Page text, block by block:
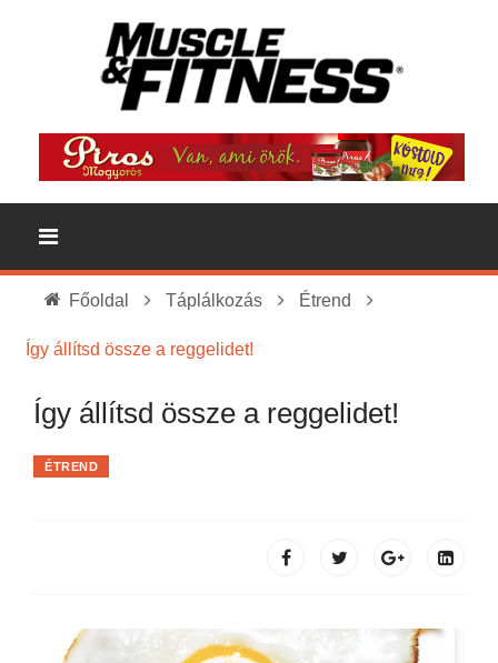
Főoldal Táplálkozás Étrend
Így állítsd össze a reggelidet!
Így állítsd össze a reggelidet!
ÉTREND